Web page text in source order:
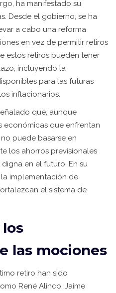
ha manifestado su
Desde el gobierno, se ha
a cabo una reforma
en vez de permitir retiros
estos retiros pueden tener
incluyendo la
para las futuras
inflacionarios.
que, aunque
económicas que enfrentan
puede basarse en
los ahorros previsionales
en el futuro. En su
implementación de
el sistema de
las mociones
retiro han sido
René Alinco, Jaime